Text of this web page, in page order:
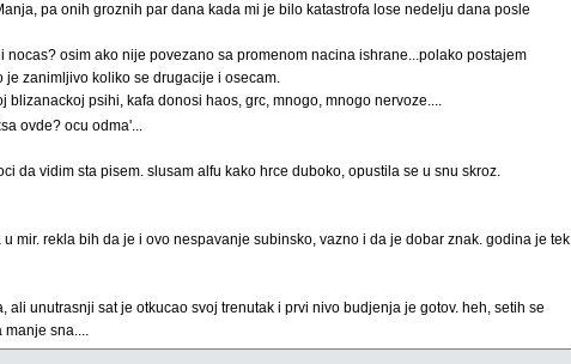
pa onih groznih par dana kada mi je bilo katastrofa lose nedelju dana posle
osim ako nije povezano sa promenom nacina ishrane...polako postajem
je zanimljivo koliko se drugacije i osecam.
psihi, kafa donosi haos, grc, mnogo, mnogo nervoze....
ovde? ocu odma'...
da vidim sta pisem. slusam alfu kako hrce duboko, opustila se u snu skroz.
mir. rekla bih da je i ovo nespavanje subinsko, vazno i da je dobar znak. godina je tek
unutrasnji sat je otkucao svoj trenutak i prvi nivo budjenja je gotov. heh, setih se
manje sna....